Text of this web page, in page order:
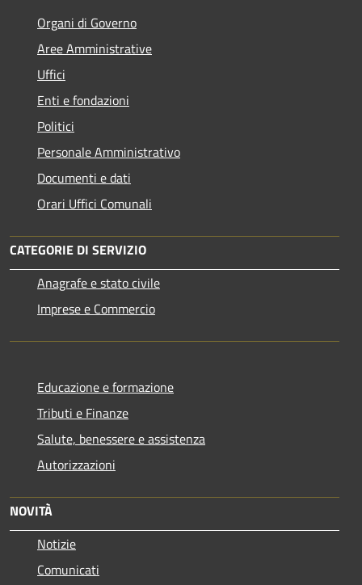
Organi di Governo
Aree Amministrative
Uffici
Enti e fondazioni
Politici
Personale Amministrativo
Documenti e dati
Orari Uffici Comunali
CATEGORIE DI SERVIZIO
Anagrafe e stato civile
Imprese e Commercio
Educazione e formazione
Tributi e Finanze
Salute, benessere e assistenza
Autorizzazioni
NOVITÀ
Notizie
Comunicati